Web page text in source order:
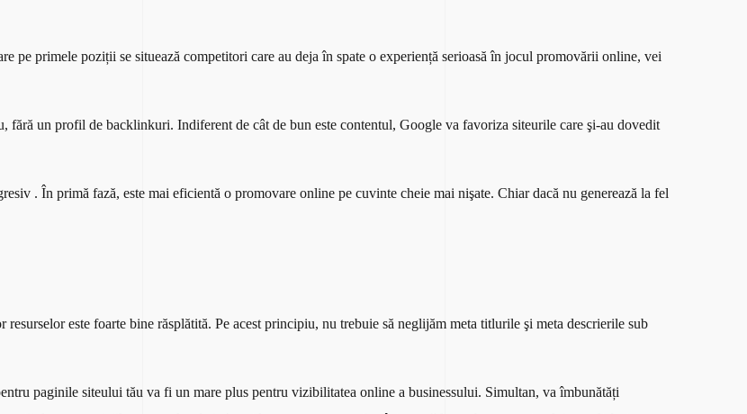
pe primele poziții se situează competitori care au deja în spate o experiență serioasă în jocul promovării online, vei
fără un profil de backlinkuri. Indiferent de cât de bun este contentul, Google va favoriza siteurile care şi-au dovedit
. În primă fază, este mai eficientă o promovare online pe cuvinte cheie mai nişate. Chiar dacă nu generează la fel
este foarte bine răsplătită. Pe acest principiu, nu trebuie să neglijăm meta titlurile şi meta descrierile sub
paginile siteului tău va fi un mare plus pentru vizibilitatea online a businessului. Simultan, va îmbunătăți